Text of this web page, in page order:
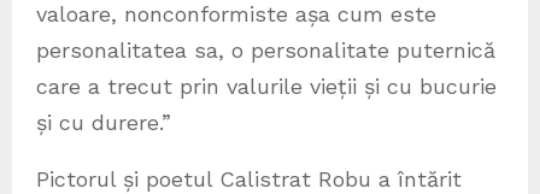
valoare, nonconformiste așa cum este
personalitatea sa, o personalitate puternică
care a trecut prin valurile vieții și cu bucurie
și cu durere.”
Pictorul și poetul Calistrat Robu a întărit